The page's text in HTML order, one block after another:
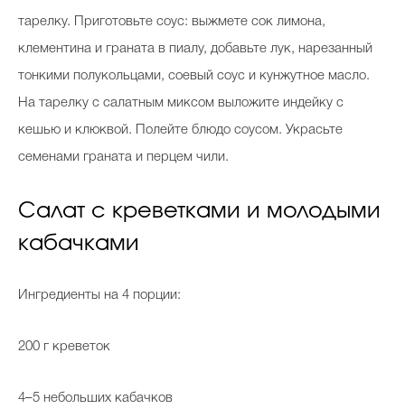
тарелку. Приготовьте соус: выжмете сок лимона,
клементина и граната в пиалу, добавьте лук, нарезанный
тонкими полукольцами, соевый соус и кунжутное масло.
На тарелку с салатным миксом выложите индейку с
кешью и клюквой. Полейте блюдо соусом. Украсьте
семенами граната и перцем чили.
Салат с креветками и молодыми
кабачками
Ингредиенты на 4 порции:
200 г креветок
4–5 небольших кабачков